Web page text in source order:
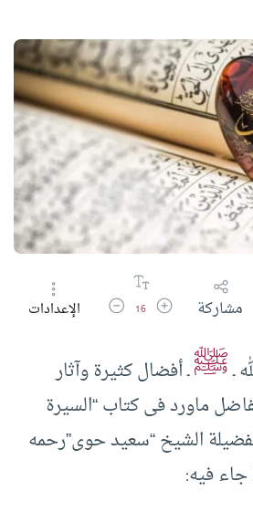
مشاركة زيادة حجم الخط
16 تقليل حجم الخط
الإعدادات
ـﷺـ أفضال كثيرة وآثار
ماورد فى كتاب “السيرة
الشيخ “سعيد حوى”رحمه
جاء فيه: